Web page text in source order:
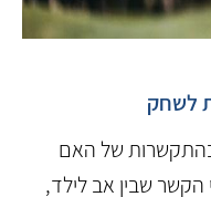
לשחק
של האם
הקשר שבין אב לילד,